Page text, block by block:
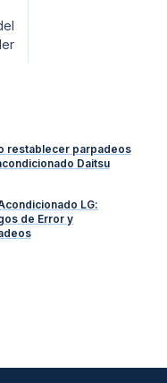
restablecer parpadeos
Daitsu
LG:
de Error y